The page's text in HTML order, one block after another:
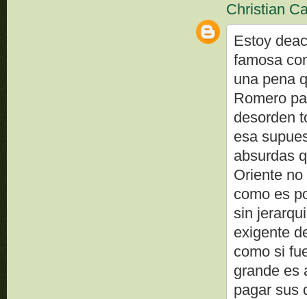
Christian
Estoy
famosa
una pena
Romero
desorden
esa
absurdas
Oriente
como es
sin
exigente
como si
grande es
pagar sus